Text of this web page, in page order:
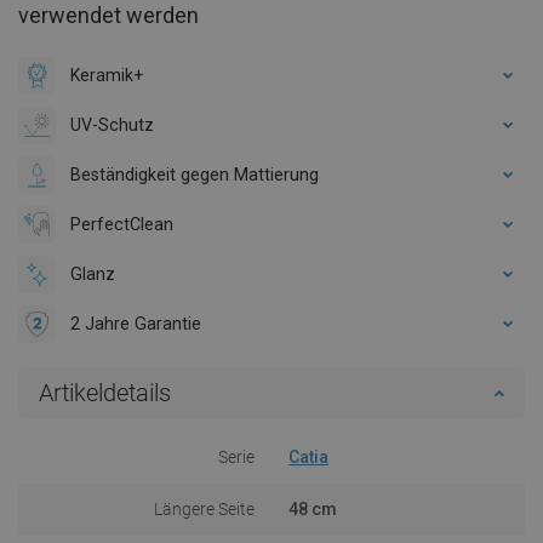
verwendet werden
Keramik+
UV-Schutz
Beständigkeit gegen Mattierung
PerfectClean
Glanz
2 Jahre Garantie
Artikeldetails
Serie Catia
Längere Seite 48 cm